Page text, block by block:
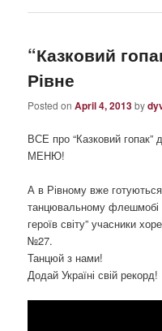
“Казковий
Рівне
Posted onApril 4, 2013by
ВСЕ про “Казковий гопак”
МЕНЮ!
А в Рівному вже
танцювальному флешмобі
героїв світу” учасники
№27.
Танцюй з нами!
Додай Україні свій рекорд!